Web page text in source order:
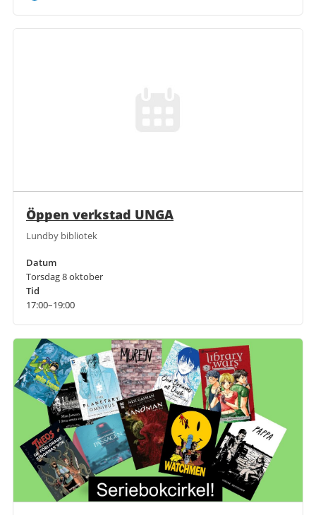
Öppen verkstad UNGA
Lundby bibliotek
Datum
Torsdag 8 oktober
Tid
17:00–19:00